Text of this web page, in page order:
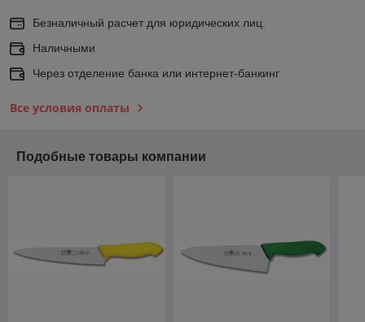
Безналичный расчет для юридических лиц.
Наличными
Через отделение банка или интернет-банкинг
Все условия оплаты
Подобные товары компании